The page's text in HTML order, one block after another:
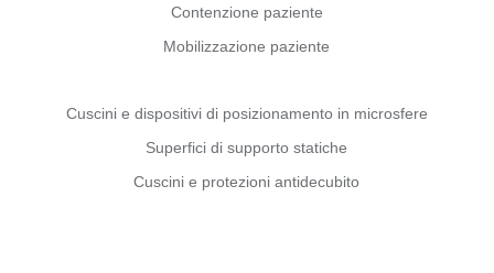
Contenzione paziente
Mobilizzazione paziente
Cuscini e dispositivi di posizionamento in microsfere
Superfici di supporto statiche
Cuscini e protezioni antidecubito